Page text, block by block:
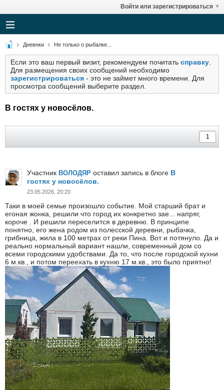
Войти или зарегистрироваться
Дневнки Не только о рыбалке...
Если это ваш первый визит, рекомендуем почитать справку
Для размещения своих сообщений необходимо
зарегистрироваться - это не займет много времени. Для
просмотра сообщений выберите раздел.
В гостях у новосёлов.
Участник ВОЛОДЯР оставил запись в блоге В
гостях у новосёлов.
23.05.2026, 20:20
Таки в моей семье произошло событие. Мой старший брат и
егоная жонка, решили что город их конкретно зае... напряг,
короче . И решили переселится в деревню. В принципе
понятно, его жена родом из полесской деревни, рыбачка,
грибница, жила в 100 метрах от реки Пина. Вот и потянуло. Да и
реально нормальный вариант нашли, современный дом со
всеми городскими удобствами. Да то, что после городской кухни
6 м.кв., и потом переехать в кухню 17 м.кв., это было приятно!